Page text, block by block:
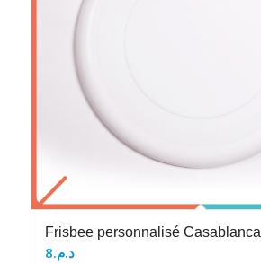
Frisbee personnalisé Casablanca
د.م.8